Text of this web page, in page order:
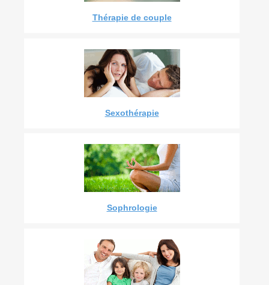
Thérapie de couple
Sexothérapie
Sophrologie